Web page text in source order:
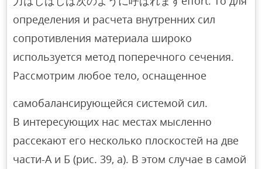
определения и расчета внутренних сил
сопротивления материала широко
используется метод поперечного сечения.
Рассмотрим любое тело, оснащенное
самобалансирующейся системой сил.
В интересующих нас местах мысленно
рассекают его несколько плоскостей на две
части-А и Б (рис. 39, а). В этом случае в самой